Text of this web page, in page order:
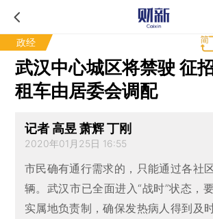
政经
武汉中心城区将禁驶 征
租车由居委会调配
记者 高昱 萧辉 丁刚
2020年01月25日 16:55
市民确有通行需求的，只能通过各社
辆。武汉市已全面进入“战时”状态，
实属地负责制，确保发热病人得到及